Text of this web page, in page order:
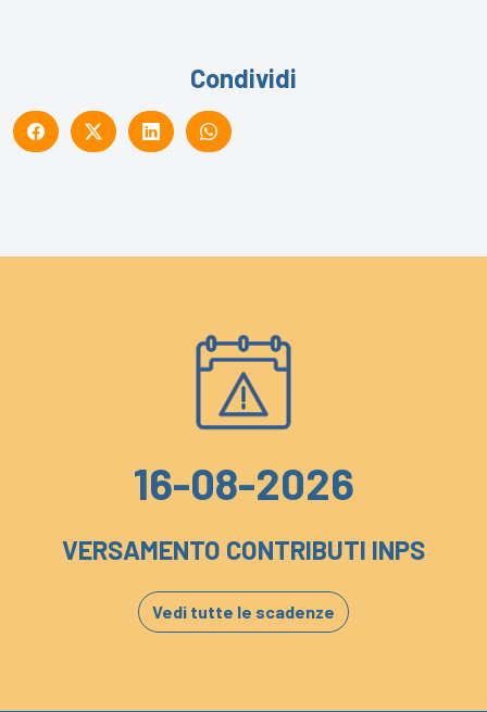
Condividi
16-08-2026
VERSAMENTO CONTRIBUTI INPS
Vedi tutte le scadenze